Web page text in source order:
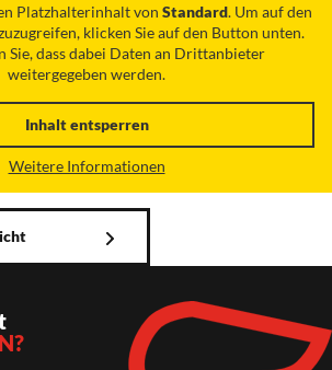
Platzhalterinhalt von Standard. Um auf den
klicken Sie auf den Button unten.
Sie, dass dabei Daten an Drittanbieter
weitergegeben werden.
Inhalt entsperren
Weitere Informationen